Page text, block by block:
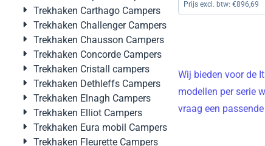
Trekhaken Carthago Campers
Trekhaken Challenger Campers
Trekhaken Chausson Campers
Trekhaken Concorde Campers
Trekhaken Cristall campers
Trekhaken Dethleffs Campers
Trekhaken Elnagh Campers
Trekhaken Elliot Campers
Trekhaken Eura mobil Campers
Trekhaken Fleurette Campers
Prijs excl. btw: €896,69
Wij bieden voor de
modellen per serie
vraag een